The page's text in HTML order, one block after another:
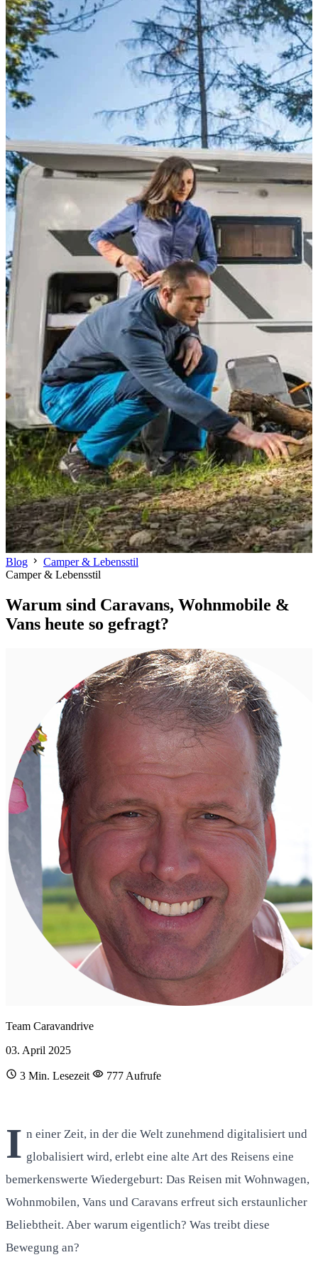
Blog chevron_right Camper & Lebensstil
Camper & Lebensstil
Warum sind Caravans, Wohnmobile &
Vans heute so gefragt?
Team Caravandrive
03. April 2025
schedule 3 Min. Lesezeit visibility 777 Aufrufe
I n einer Zeit, in der die Welt zunehmend digitalisiert und
globalisiert wird, erlebt eine alte Art des Reisens eine
bemerkenswerte Wiedergeburt: Das Reisen mit Wohnwagen,
Wohnmobilen, Vans und Caravans erfreut sich erstaunlicher
Beliebtheit. Aber warum eigentlich? Was treibt diese
Bewegung an?